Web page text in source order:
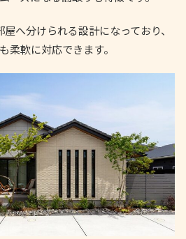
へ分けられる設計になっており、
柔軟に対応できます。